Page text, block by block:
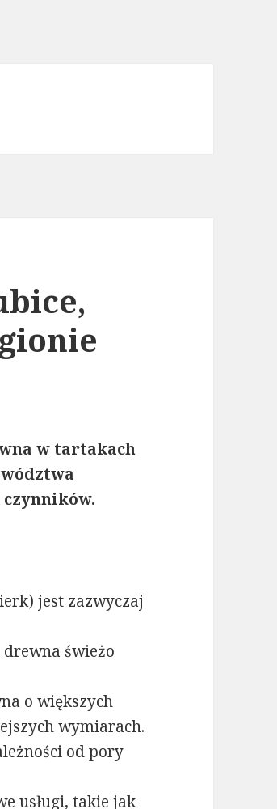
w tartakach
jest zazwyczaj
świeżo
o większych
wymiarach.
od pory
usługi, takie jak